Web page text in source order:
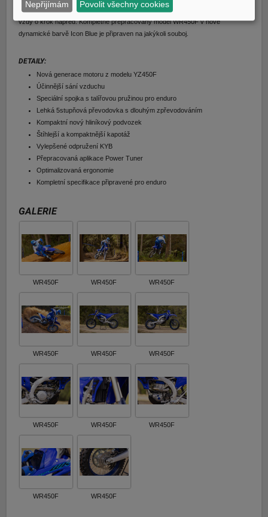
přístroje vám poskytnou všechny informace, které potřebujete, abyste byli
vždy o krok napřed. Kompletně přepracovaný model WR450F v nové
dynamické barvě Icon Blue je připraven na jakýkoli souboj.
DETAILY:
Nová generace motoru z modelu YZ450F
Účinnější sání vzduchu
Speciální spojka s talířovou pružinou pro enduro
Lehká 5stupňová převodovka s dlouhým zpřevodováním
Kompaktní nový hliníkový podvozek
Štíhlejší a kompaktnější kapotáž
Vylepšené odpružení KYB
Přepracovaná aplikace Power Tuner
Optimalizovaná ergonomie
Kompletní specifikace připravené pro enduro
GALERIE
WR450F WR450F WR450F
WR450F WR450F WR450F
WR450F WR450F WR450F
WR450F WR450F
Nepřijímám Povolit všechny cookies